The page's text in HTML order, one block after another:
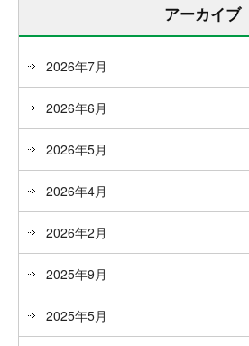
アーカイブ
2026年7月
2026年6月
2026年5月
2026年4月
2026年2月
2025年9月
2025年5月